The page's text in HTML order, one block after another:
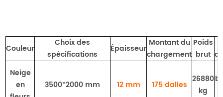
Couleur
Choix des
spécifications
Épaisseur
Montant du
chargement
Poids
brut
Neige
en
3500*2000 mm 12 mm 175dalles
26880
kg